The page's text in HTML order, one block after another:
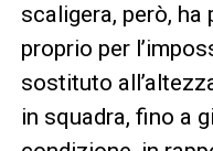
scaligera, però,
proprio per
sostituto
in squadra, fino a